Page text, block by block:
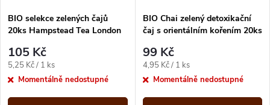
BIO selekce zelených čajů
20ks Hampstead Tea London
105 Kč
Měrná
cena:
5,25 Kč / 1 ks
Momentálně nedostupné
BIO Chai zelený detoxikační
čaj s orientálním kořením 20ks
99 Kč
Měrná
cena:
4,95 Kč / 1 ks
Momentálně nedostupné